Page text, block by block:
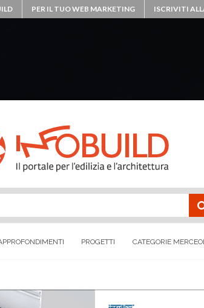
PER IL TUO WEB MARKETING ISCRIVITI
PROGETTI CATEGORIE